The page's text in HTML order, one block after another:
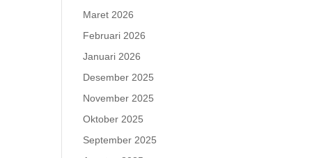
Maret 2026
Februari 2026
Januari 2026
Desember 2025
November 2025
Oktober 2025
September 2025